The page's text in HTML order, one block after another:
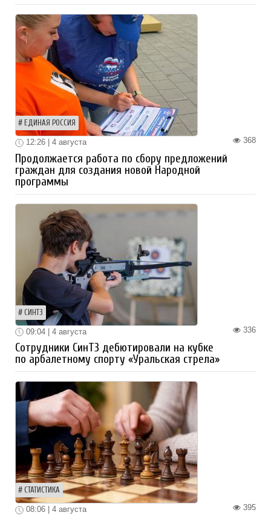
ЕДИНАЯ РОССИЯ
368
12:26 | 4 августа
Продолжается работа по сбору предложений
граждан для создания новой Народной
программы
СИНТЗ
336
09:04 | 4 августа
Сотрудники СинТЗ дебютировали на кубке
по арбалетному спорту «Уральская стрела»
СТАТИСТИКА
395
08:06 | 4 августа